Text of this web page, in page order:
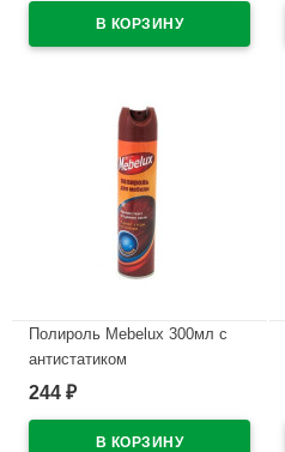
Полироль Mebelux 300мл с
антистатиком
В наличии
244 ₽